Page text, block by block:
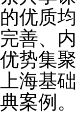
的优质
完善、
优势集
上海基
典案例。